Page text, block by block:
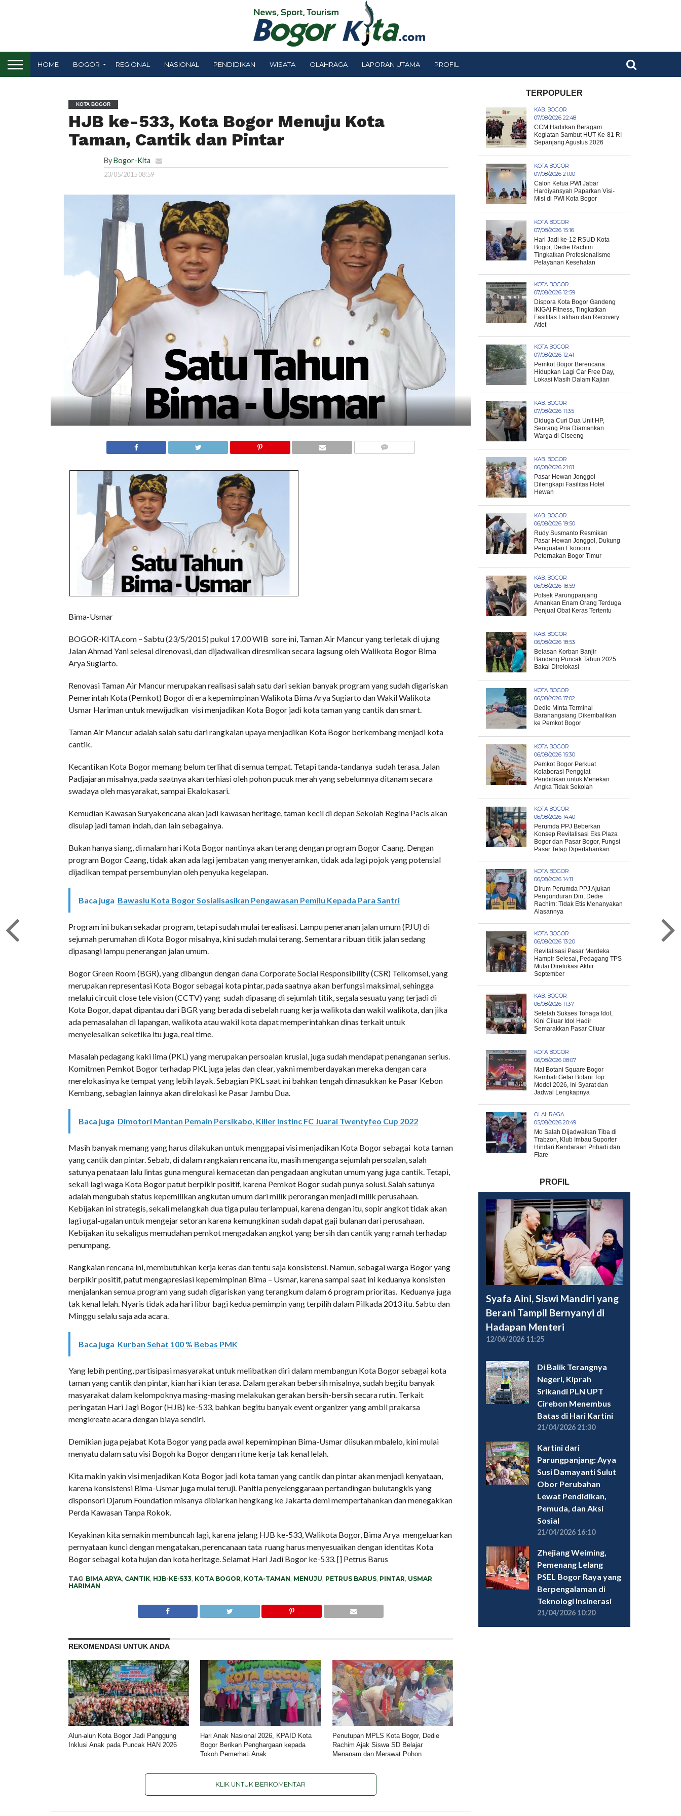
HOME BOGOR REGIONAL NASIONAL PENDIDIKAN WISATA OLAHRAGA LAPORAN UTAMA PROFIL
KOTA BOGOR
HJB ke-533, Kota Bogor Menuju Kota
Taman, Cantik dan Pintar
ByBogor-Kita
23/05/2015 08:59
Bima-Usmar
BOGOR-KITA.com – Sabtu (23/5/2015) pukul 17.00 WIB sore ini, Taman Air Mancur yang terletak di ujung
Jalan Ahmad Yani selesai direnovasi, dan dijadwalkan diresmikan secara lagsung oleh Walikota Bogor Bima
Arya Sugiarto.
Renovasi Taman Air Mancur merupakan realisasi salah satu dari sekian banyak program yang sudah digariskan
Pemerintah Kota (Pemkot) Bogor di era kepemimpinan Walikota Bima Arya Sugiarto dan Wakil Walikota
Usmar Hariman untuk mewijudkan visi menjadikan Kota Bogor jadi kota taman yang cantik dan smart.
Taman Air Mancur adalah salah satu dari rangkaian upaya menjadikan Kota Bogor berkembang menjadi kota
cantik.
Kecantikan Kota Bogor memang belum terlihat di semua tempat. Tetapi tanda-tandanya sudah terasa. Jalan
Padjajaran misalnya, pada saatnya akan terhiasi oleh pohon pucuk merah yang sebelumnya ditanam secara
swadaya oleh masyarakat, sampai Ekalokasari.
Kemudian Kawasan Suryakencana akan jadi kawasan heritage, taman kecil di depan Sekolah Regina Pacis akan
disulap jadi taman indah, dan lain sebagainya.
Bukan hanya siang, di malam hari Kota Bogor nantinya akan terang dengan program Bogor Caang. Dengan
program Bogor Caang, tidak akan ada lagi jembatan yang menyeramkan, tidak ada lagi pojok yang potensial
dijadikan tempat persembunyian oleh penyuka kegelapan.
Baca juga Bawaslu Kota Bogor Sosialisasikan Pengawasan Pemilu Kepada Para Santri
Program ini bukan sekadar program, tetapi sudah mulai terealisasi. Lampu peneranan jalan umum (PJU) di
sejumah perumahan di Kota Bogor misalnya, kini sudah mulai terang. Sementara ribuan titik jalan sedang
dipasangi lampu penerangan jalan umum.
Bogor Green Room (BGR), yang dibangun dengan dana Corporate Social Responsibility (CSR) Telkomsel, yang
merupakan representasi Kota Bogor sebagai kota pintar, pada saatnya akan berfungsi maksimal, sehingga
melalui circuit close tele vision (CCTV) yang sudah dipasang di sejumlah titik, segala sesuatu yang terjadi di
Kota Bogor, dapat dipantau dari BGR yang berada di sebelah ruang kerja walikota dan wakil walikota, dan jika
ada pemasalahan di lapangan, walikota atau wakil kota dapat memperintahkan dinas terkait untuk
menyelesaikan seketika itu juga, real time.
Masalah pedagang kaki lima (PKL) yang merupakan persoalan krusial, juga sudah mendapat penanganan serius.
Komitmen Pemkot Bogor terhadap PKL juga jelas dan clear, yakni memberdayakan mereka dengan cara
merelokasinya ke tempat yang lebih layak. Sebagian PKL saat ini bahkan tengah dimasukkan ke Pasar Kebon
Kembang, sebagian lainnya akan direlokasi ke Pasar Jambu Dua.
Baca juga Dimotori Mantan Pemain Persikabo, Killer Instinc FC Juarai Twentyfeo Cup 2022
Masih banyak memang yang harus dilakukan untuk menggapai visi menjadikan Kota Bogor sebagai kota taman
yang cantik dan pintar. Sebab, di dalam rangkaian rencana itu, masih menganga sejumlah persoalan, salah
satunya penataan lalu lintas guna mengurai kemacetan dan pengadaan angkutan umum yang juga cantik. Tetapi,
sekali lagi waga Kota Bogor patut berpikir positif, karena Pemkot Bogor sudah punya solusi. Salah satunya
adalah mengubah status kepemilikan angkutan umum dari milik perorangan menjadi milik perusahaan.
Kebijakan ini strategis, sekali melangkah dua tiga pulau terlampuai, karena dengan itu, sopir angkot tidak akan
lagi ugal-ugalan untuk mengejar setoran karena kemungkinan sudah dapat gaji bulanan dari perusahaan.
Kebijakan itu sekaligus memudahan pemkot mengadakan angkot yang bersih dan cantik yang ramah terhadap
penumpang.
Rangkaian rencana ini, membutuhkan kerja keras dan tentu saja konsistensi. Namun, sebagai warga Bogor yang
berpikir positif, patut mengapresiasi kepemimpinan Bima – Usmar, karena sampai saat ini keduanya konsisten
menjalankan semua program yang sudah digariskan yang terangkum dalam 6 program prioritas. Keduanya juga
tak kenal lelah. Nyaris tidak ada hari libur bagi kedua pemimpin yang terpilih dalam Pilkada 2013 itu. Sabtu dan
Minggu selalu saja ada acara.
Baca juga Kurban Sehat 100 % Bebas PMK
Yang lebih penting, partisipasi masyarakat untuk melibatkan diri dalam membangun Kota Bogor sebagai kota
taman yang cantik dan pintar, kian hari kian terasa. Dalam gerakan bebersih misalnya, sudah begitu banyak
masyarakat dalam kelompoknya masing-masing melakukan gerakan bersih-bersih secara rutin. Terkait
peringatan Hari Jagi Bogor (HJB) ke-533, bahkan begitu banyak event organizer yang ambil prakarsa
mengkreate acara dengan biaya sendiri.
Demikian juga pejabat Kota Bogor yang pada awal kepemimpinan Bima-Usmar diisukan mbalelo, kini mulai
menyatu dalam satu visi Bogoh ka Bogor dengan ritme kerja tak kenal lelah.
Kita makin yakin visi menjadikan Kota Bogor jadi kota taman yang cantik dan pintar akan menjadi kenyataan,
karena konsistensi Bima-Usmar juga mulai teruji. Panitia penyelenggaraan pertandingan bulutangkis yang
disponsori Djarum Foundation misanya dibiarkan hengkang ke Jakarta demi mempertahankan dan menegakkan
Perda Kawasan Tanpa Rokok.
Keyakinan kita semakin membuncah lagi, karena jelang HJB ke-533, Walikota Bogor, Bima Arya mengeluarkan
pernyataan kunci dengan mengatakan, perencanaan tata ruang harus menyesuaikan dengan identitas Kota
Bogor sebagai kota hujan dan kota heritage. Selamat Hari Jadi Bogor ke-533. [] Petrus Barus
TAG BIMA ARYA, CANTIK, HJB-KE-533 KOTA BOGOR KOTA-TAMAN MENUJU PETRUS BARUS, PINTAR USMAR
HARIMAN
REKOMENDASI UNTUK ANDA
Alun-alun Kota Bogor Jadi Panggung
Inklusi Anak pada Puncak HAN 2026
Hari Anak Nasional 2026, KPAID Kota
Bogor Berikan Penghargaan kepada
Tokoh Pemerhati Anak
Penutupan MPLS Kota Bogor, Dedie
Rachim Ajak Siswa SD Belajar
Menanam dan Merawat Pohon
KLIK UNTUK BERKOMENTAR
TERPOPULER
KAB. BOGOR
07/08/2026 22:48
CCM Hadirkan Beragam
Kegiatan Sambut HUT Ke-81 RI
Sepanjang Agustus 2026
KOTA BOGOR
07/08/2026 21:00
Calon Ketua PWI Jabar
Hardiyansyah Paparkan Visi-
Misi di PWI Kota Bogor
KOTA BOGOR
07/08/2026 15:16
Hari Jadi ke-12 RSUD Kota
Bogor, Dedie Rachim
Tingkatkan Profesionalisme
Pelayanan Kesehatan
KOTA BOGOR
07/08/2026 12:59
Dispora Kota Bogor Gandeng
IKIGAI Fitness, Tingkatkan
Fasilitas Latihan dan Recovery
Atlet
KOTA BOGOR
07/08/2026 12:41
Pemkot Bogor Berencana
Hidupkan Lagi Car Free Day,
Lokasi Masih Dalam Kajian
KAB. BOGOR
07/08/2026 11:35
Diduga Curi Dua Unit HP,
Seorang Pria Diamankan
Warga di Ciseeng
KAB. BOGOR
06/08/2026 21:01
Pasar Hewan Jonggol
Dilengkapi Fasilitas Hotel
Hewan
KAB. BOGOR
06/08/2026 19:50
Rudy Susmanto Resmikan
Pasar Hewan Jonggol, Dukung
Penguatan Ekonomi
Peternakan Bogor Timur
KAB. BOGOR
06/08/2026 18:59
Polsek Parungpanjang
Amankan Enam Orang Terduga
Penjual Obat Keras Tertentu
KAB. BOGOR
06/08/2026 18:53
Belasan Korban Banjir
Bandang Puncak Tahun 2025
Bakal Direlokasi
KOTA BOGOR
06/08/2026 17:02
Dedie Minta Terminal
Baranangsiang Dikembalikan
ke Pemkot Bogor
KOTA BOGOR
06/08/2026 15:30
Pemkot Bogor Perkuat
Kolaborasi Penggiat
Pendidikan untuk Menekan
Angka Tidak Sekolah
KOTA BOGOR
06/08/2026 14:40
Perumda PPJ Beberkan
Konsep Revitalisasi Eks Plaza
Bogor dan Pasar Bogor, Fungsi
Pasar Tetap Dipertahankan
KOTA BOGOR
06/08/2026 14:11
Dirum Perumda PPJ Ajukan
Pengunduran Diri, Dedie
Rachim: Tidak Etis Menanyakan
Alasannya
KOTA BOGOR
06/08/2026 13:20
Revitalisasi Pasar Merdeka
Hampir Selesai, Pedagang TPS
Mulai Direlokasi Akhir
September
KAB. BOGOR
06/08/2026 11:37
Setelah Sukses Tohaga Idol,
Kini Ciluar Idol Hadir
Semarakkan Pasar Ciluar
KOTA BOGOR
06/08/2026 08:07
Mal Botani Square Bogor
Kembali Gelar Botani Top
Model 2026, Ini Syarat dan
Jadwal Lengkapnya
OLAHRAGA
05/08/2026 20:49
Mo Salah Dijadwalkan Tiba di
Trabzon, Klub Imbau Suporter
Hindari Kendaraan Pribadi dan
Flare
PROFIL
Syafa Aini, Siswi Mandiri yang
Berani Tampil Bernyanyi di
Hadapan Menteri
12/06/2026 11:25
Di Balik Terangnya
Negeri, Kiprah
Srikandi PLN UPT
Cirebon Menembus
Batas di Hari Kartini
21/04/2026 21:30
Kartini dari
Parungpanjang: Ayya
Susi Damayanti Sulut
Obor Perubahan
Lewat Pendidikan,
Pemuda, dan Aksi
Sosial
21/04/2026 16:10
Zhejiang Weiming,
Pemenang Lelang
PSEL Bogor Raya yang
Berpengalaman di
Teknologi Insinerasi
21/04/2026 10:20